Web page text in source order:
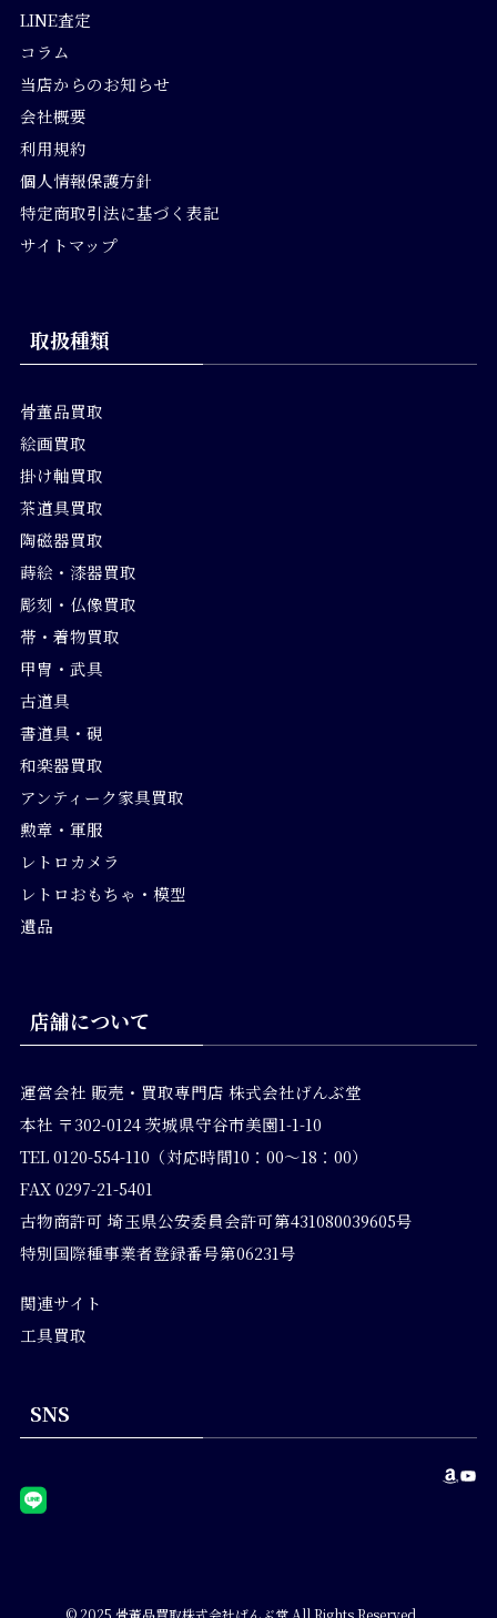
LINE査定
コラム
当店からのお知らせ
会社概要
利用規約
個人情報保護方針
特定商取引法に基づく表記
サイトマップ
取扱種類
骨董品買取
絵画買取
掛け軸買取
茶道具買取
陶磁器買取
蒔絵・漆器買取
彫刻・仏像買取
帯・着物買取
甲冑・武具
古道具
書道具・硯
和楽器買取
アンティーク家具買取
勲章・軍服
レトロカメラ
レトロおもちゃ・模型
遺品
店舗について
運営会社 販売・買取専門店 株式会社げんぶ堂
本社 〒302-0124 茨城県守谷市美園1-1-10
TEL 0120-554-110（対応時間10：00～18：00）
FAX 0297-21-5401
古物商許可 埼玉県公安委員会許可第431080039605号
特別国際種事業者登録番号第06231号
関連サイト
工具買取
SNS
Amazon YouTube
©2025 骨董品買取株式会社げんぶ堂All Rights Reserved.